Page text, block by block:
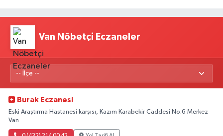
Van Nöbetçi Eczaneler
Burak Eczanesi
Eski Araştırma Hastanesi karşısı, Kazım Karabekir Caddesi No:6 Merkez
Van